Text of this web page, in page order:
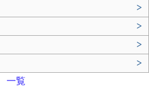
>
>
>
>
一覧